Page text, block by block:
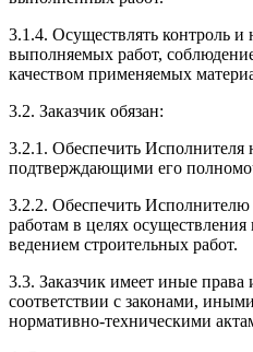
3.1.4. Осуществлять контроль и
выполняемых работ,
качеством применяемых
3.2. Заказчик обязан:
3.2.1. Обеспечить
подтверждающими его
3.2.2. Обеспечить
работам в целях осуществления
ведением строительных работ.
3.3. Заказчик имеет иные права
соответствии с законами,
нормативно-техническими